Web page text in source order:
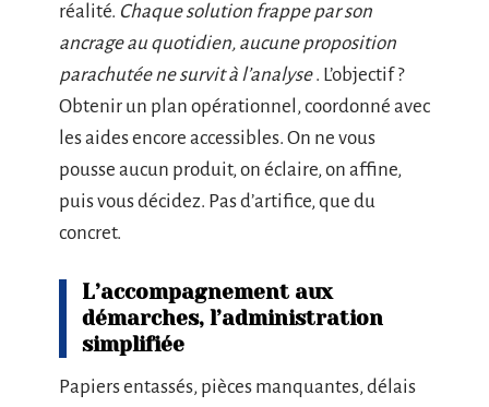
réalité. Chaque solution frappe par son
ancrage au quotidien, aucune proposition
parachutée ne survit à l’analyse. L’objectif ?
Obtenir un plan opérationnel, coordonné avec
les aides encore accessibles. On ne vous
pousse aucun produit, on éclaire, on affine,
puis vous décidez. Pas d’artifice, que du
concret.
L’accompagnement aux
démarches, l’administration
simplifiée
Papiers entassés, pièces manquantes, délais